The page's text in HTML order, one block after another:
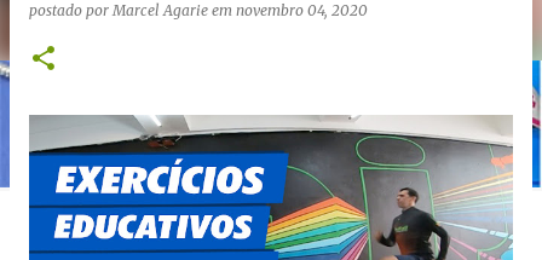
postado porMarcel Agarie em novembro 04, 2020